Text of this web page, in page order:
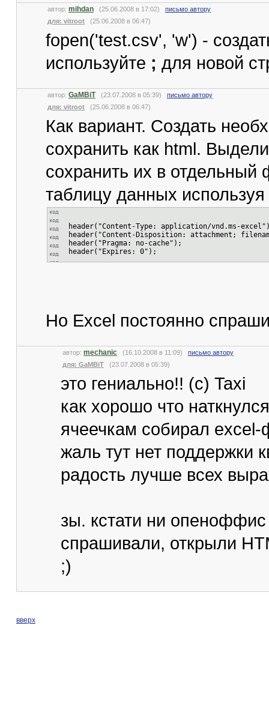
автор: mihdan (25.06.2008 в 17:02) письмо автору
для: vitroot (25.06.2008 в 06:47)
fopen('test.csv', 'w') -
используйте ; для новой
автор: GaMBiT(23.07.2008 в 05:39) письмо автору
для: vitroot (25.06.2008 в 06:47)
Как вариант. Создать
сохранить как html.
сохранить их в
таблицу данных
header("Content-Type: application/vnd.ms-
header("Content-Disposition: attachment;
header("Pragma: no-cache");
header("Expires: 0");
Но Excel постоянно
автор: mechanic (16.10.2008 в 11:09) письмо автору
для: GaMBiT (23.07.2008 в 05:39)
это гениально!! (с) Taxi
как хорошо что
ячеечкам собирал
жаль тут нет поддержки
радость лучше всех
зы. кстати ни
спрашивали, открыли
;)
вверх